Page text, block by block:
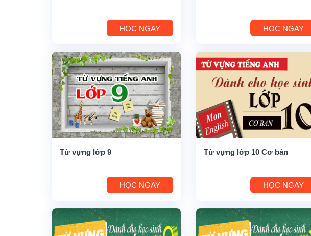
HỌC NGAY HỌC NGAY
Từ vựng lớp 9
HỌC NGAY
Từ vựng lớp 10 Cơ bản
HỌC NGAY